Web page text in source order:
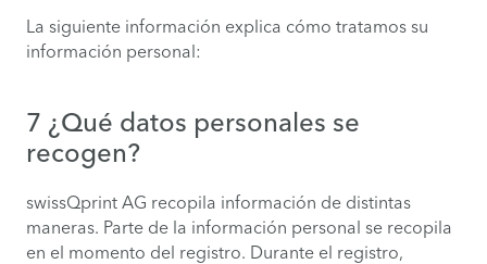
La siguiente información explica cómo tratamos su
información personal:
7 ¿Qué datos personales se
recogen?
swissQprint AG recopila información de distintas
maneras. Parte de la información personal se recopila
en el momento del registro. Durante el registro,